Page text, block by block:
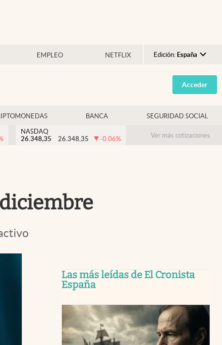
EMPLEO NETFLIX Edición: España
Argentina
España
USA
Colombia
Acceder
BANCA SEGURIDAD SOCIAL
NASDAQ
26.348,35
26.348,35 -0.06% Ver más cotizaciones
Las más leídas de El Cronista
España